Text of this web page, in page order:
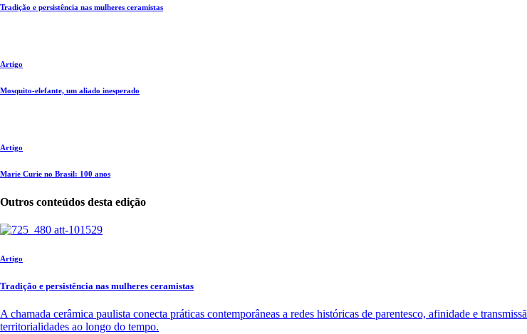
Tradição e persistência nas mulheres ceramistas
Artigo
Mosquito-elefante, um aliado inesperado
Artigo
Marie Curie no Brasil: 100 anos
Outros conteúdos desta edição
Artigo
Tradição e persistência nas mulheres ceramistas
A chamada cerâmica paulista conecta práticas contemporâneas a redes históricas de parentesco, afinidade e
territorialidades ao longo do tempo.